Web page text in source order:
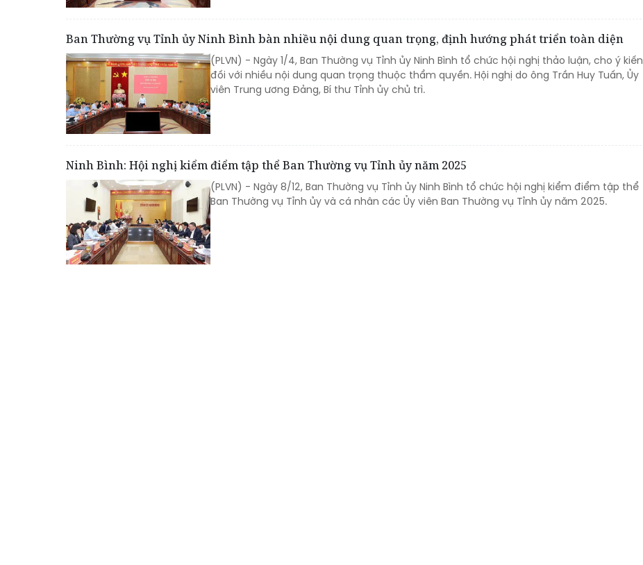
Ban Thường vụ Tỉnh ủy Ninh Bình bàn nhiều nội dung quan trọng, định hướng phát triển toàn diện
(PLVN) - Ngày 1/4, Ban Thường vụ Tỉnh ủy Ninh Bình tổ chức hội nghị thảo luận, cho ý kiến
đối với nhiều nội dung quan trọng thuộc thẩm quyền. Hội nghị do ông Trần Huy Tuấn, Ủy
viên Trung ương Đảng, Bí thư Tỉnh ủy chủ trì.
Ninh Bình: Hội nghị kiểm điểm tập thể Ban Thường vụ Tỉnh ủy năm 2025
(PLVN) - Ngày 8/12, Ban Thường vụ Tỉnh ủy Ninh Bình tổ chức hội nghị kiểm điểm tập thể
Ban Thường vụ Tỉnh ủy và cá nhân các Ủy viên Ban Thường vụ Tỉnh ủy năm 2025.